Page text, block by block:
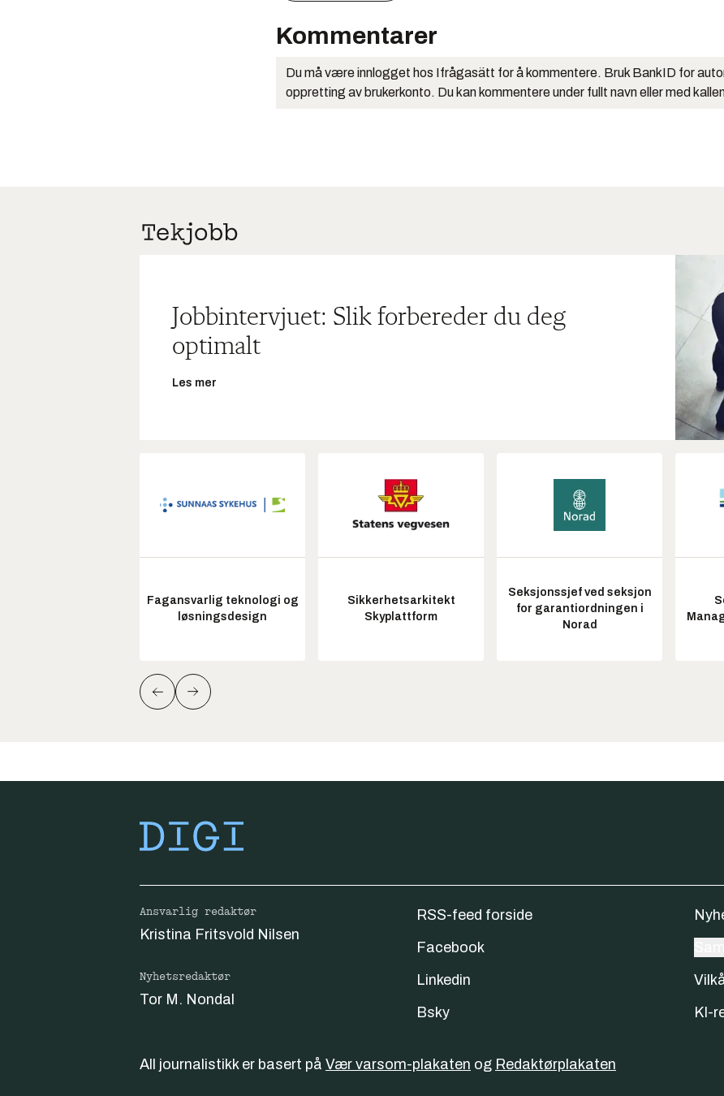
Kommentarer
Du må være innlogget hos Ifrågasätt for å kommentere. Bruk BankID for
oppretting av brukerkonto. Du kan kommentere under fullt navn eller med
Jobbintervjuet: Slik forbereder du deg
optimalt
Les mer
Fagansvarlig teknologi og
løsningsdesign
Sikkerhetsarkitekt
Skyplattform
Seksjonssjef ved seksjon
for garantiordningen i
Norad
Ansvarlig redaktør
Kristina Fritsvold Nilsen
Nyhetsredaktør
Tor M. Nondal
RSS-feed forside
Facebook
Linkedin
Bsky
KI-
All journalistikk er basert på Vær varsom-plakaten og Redaktørplakaten